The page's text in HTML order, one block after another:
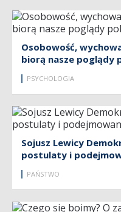
Osobowość,
biorą nasze poglądy
PSYCHOLOGIA
Sojusz Lewicy
postulaty i
PAŃSTWO